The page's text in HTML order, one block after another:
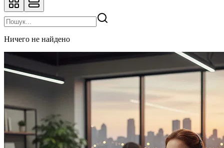
Ничего не найдено